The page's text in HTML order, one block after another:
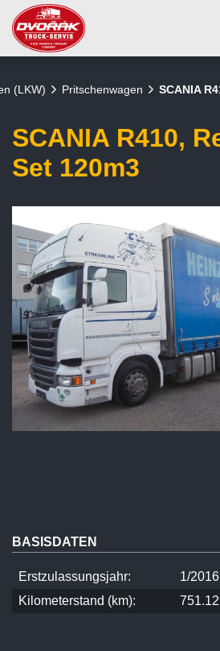
(LKW) Pritschenwagen SCANIA
SCANIA R410,
Set 120m3
BASISDATEN
Erstzulassungsjahr:
1/2016
Kilometerstand (km):